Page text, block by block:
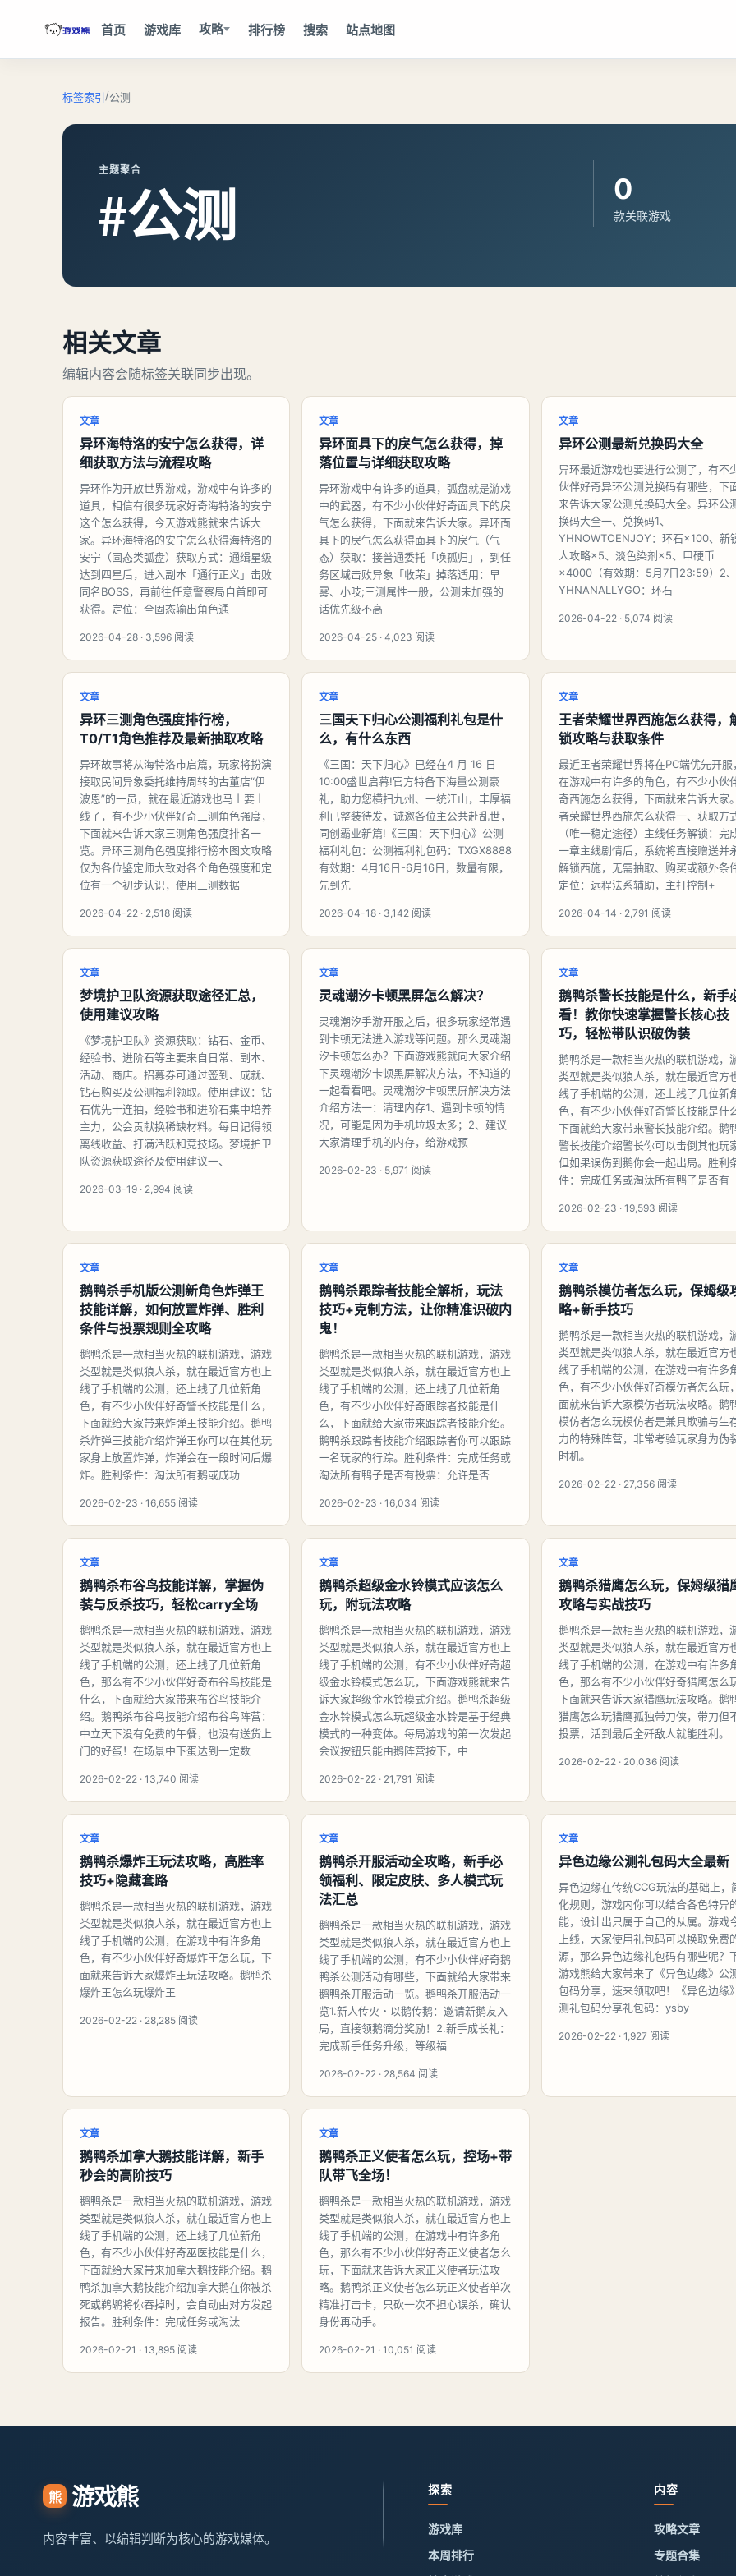
首页 游戏库 攻略 排行榜 搜索 站点地图
标签索引/公测
主题聚合
#公测 0
款关联游戏
相关文章
编辑内容会随标签关联同步出现。
文章
异环海特洛的安宁怎么获得，详
细获取方法与流程攻略
异环作为开放世界游戏，游戏中有许多的
道具，相信有很多玩家好奇海特洛的安宁
这个怎么获得，今天游戏熊就来告诉大
家。异环海特洛的安宁怎么获得海特洛的
安宁（固态类弧盘）获取方式：通缉星级
达到四星后，进入副本「通行正义」击败
同名BOSS，再前往任意警察局自首即可
获得。定位：全固态输出角色通
2026-04-28 · 3,596 阅读
文章
异环面具下的戾气怎么获得，掉
落位置与详细获取攻略
异环游戏中有许多的道具，弧盘就是游戏
中的武器，有不少小伙伴好奇面具下的戾
气怎么获得，下面就来告诉大家。异环面
具下的戾气怎么获得面具下的戾气（气
态）获取：接普通委托「唤孤归」，到任
务区域击败异象「收荣」掉落适用：早
雾、小吱;三测属性一般，公测未加强的
话优先级不高
2026-04-25 · 4,023 阅读
文章
异环公测最新兑换码大全
异环最近游戏也要进行公测了，有不
伙伴好奇异环公测兑换码有哪些，下
来告诉大家公测兑换码大全。异环公
换码大全一、兑换码1、
YHNOWTOENJOY：环石×100、新
人攻略×5、淡色染剂×5、甲硬币
×4000（有效期：5月7日23:59）2、
YHNANALLYGO：环石
2026-04-22 · 5,074 阅读
文章
异环三测角色强度排行榜，
T0/T1角色推荐及最新抽取攻略
异环故事将从海特洛市启篇，玩家将扮演
接取民间异象委托维持周转的古董店“伊
波恩”的一员，就在最近游戏也马上要上
线了，有不少小伙伴好奇三测角色强度，
下面就来告诉大家三测角色强度排名一
览。异环三测角色强度排行榜本图文攻略
仅为各位鉴定师大致对各个角色强度和定
位有一个初步认识，使用三测数据
2026-04-22 · 2,518 阅读
文章
三国天下归心公测福利礼包是什
么，有什么东西
《三国：天下归心》已经在4 月 16 日
10:00盛世启幕!官方特备下海量公测豪
礼，助力您横扫九州、一统江山，丰厚福
利已整装待发，诚邀各位主公共赴乱世，
同创霸业新篇!《三国：天下归心》公测
福利礼包：公测福利礼包码：TXGX8888
有效期：4月16日-6月16日，数量有限，
先到先
2026-04-18 · 3,142 阅读
文章
王者荣耀世界西施怎么获得，
锁攻略与获取条件
最近王者荣耀世界将在PC端优先开服，
在游戏中有许多的角色，有不少小伙
奇西施怎么获得，下面就来告诉大家
者荣耀世界西施怎么获得一、获取方
（唯一稳定途径）主线任务解锁：完
一章主线剧情后，系统将直接赠送并
解锁西施，无需抽取、购买或额外条件
定位：远程法系辅助，主打控制+
2026-04-14 · 2,791 阅读
文章
梦境护卫队资源获取途径汇总，
使用建议攻略
《梦境护卫队》资源获取：钻石、金币、
经验书、进阶石等主要来自日常、副本、
活动、商店。招募券可通过签到、成就、
钻石购买及公测福利领取。使用建议：钻
石优先十连抽，经验书和进阶石集中培养
主力，公会贡献换稀缺材料。每日记得领
离线收益、打满活跃和竞技场。梦境护卫
队资源获取途径及使用建议一、
2026-03-19 · 2,994 阅读
文章
灵魂潮汐卡顿黑屏怎么解决？
灵魂潮汐手游开服之后，很多玩家经常遇
到卡顿无法进入游戏等问题。那么灵魂潮
汐卡顿怎么办？下面游戏熊就向大家介绍
下灵魂潮汐卡顿黑屏解决方法，不知道的
一起看看吧。灵魂潮汐卡顿黑屏解决方法
介绍方法一：清理内存1、遇到卡顿的情
况，可能是因为手机垃圾太多；2、建议
大家清理手机的内存，给游戏预
2026-02-23 · 5,971 阅读
文章
鹅鸭杀警长技能是什么，新手
看！教你快速掌握警长核心技
巧，轻松带队识破伪装
鹅鸭杀是一款相当火热的联机游戏，
类型就是类似狼人杀，就在最近官方
线了手机端的公测，还上线了几位新
色，有不少小伙伴好奇警长技能是什么
下面就给大家带来警长技能介绍。鹅
警长技能介绍警长你可以击倒其他玩家
但如果误伤到鹅你会一起出局。胜利
件：完成任务或淘汰所有鸭子是否有
2026-02-23 · 19,593 阅读
文章
鹅鸭杀手机版公测新角色炸弹王
技能详解，如何放置炸弹、胜利
条件与投票规则全攻略
鹅鸭杀是一款相当火热的联机游戏，游戏
类型就是类似狼人杀，就在最近官方也上
线了手机端的公测，还上线了几位新角
色，有不少小伙伴好奇警长技能是什么，
下面就给大家带来炸弹王技能介绍。鹅鸭
杀炸弹王技能介绍炸弹王你可以在其他玩
家身上放置炸弹，炸弹会在一段时间后爆
炸。胜利条件：淘汰所有鹅或成功
2026-02-23 · 16,655 阅读
文章
鹅鸭杀跟踪者技能全解析，玩法
技巧+克制方法，让你精准识破内
鬼！
鹅鸭杀是一款相当火热的联机游戏，游戏
类型就是类似狼人杀，就在最近官方也上
线了手机端的公测，还上线了几位新角
色，有不少小伙伴好奇跟踪者技能是什
么，下面就给大家带来跟踪者技能介绍。
鹅鸭杀跟踪者技能介绍跟踪者你可以跟踪
一名玩家的行踪。胜利条件：完成任务或
淘汰所有鸭子是否有投票：允许是否
2026-02-23 · 16,034 阅读
文章
鹅鸭杀模仿者怎么玩，保姆级
略+新手技巧
鹅鸭杀是一款相当火热的联机游戏，
类型就是类似狼人杀，就在最近官方
线了手机端的公测，在游戏中有许多
色，有不少小伙伴好奇模仿者怎么玩
面就来告诉大家模仿者玩法攻略。鹅
模仿者怎么玩模仿者是兼具欺骗与生
力的特殊阵营，非常考验玩家身为伪
时机。
2026-02-22 · 27,356 阅读
文章
鹅鸭杀布谷鸟技能详解，掌握伪
装与反杀技巧，轻松carry全场
鹅鸭杀是一款相当火热的联机游戏，游戏
类型就是类似狼人杀，就在最近官方也上
线了手机端的公测，还上线了几位新角
色，那么有不少小伙伴好奇布谷鸟技能是
什么，下面就给大家带来布谷鸟技能介
绍。鹅鸭杀布谷鸟技能介绍布谷鸟阵营：
中立天下没有免费的午餐，也没有送货上
门的好蛋！在场景中下蛋达到一定数
2026-02-22 · 13,740 阅读
文章
鹅鸭杀超级金水铃模式应该怎么
玩，附玩法攻略
鹅鸭杀是一款相当火热的联机游戏，游戏
类型就是类似狼人杀，就在最近官方也上
线了手机端的公测，有不少小伙伴好奇超
级金水铃模式怎么玩，下面游戏熊就来告
诉大家超级金水铃模式介绍。鹅鸭杀超级
金水铃模式怎么玩超级金水铃是基于经典
模式的一种变体。每局游戏的第一次发起
会议按钮只能由鹅阵营按下，中
2026-02-22 · 21,791 阅读
文章
鹅鸭杀猎鹰怎么玩，保姆级猎
攻略与实战技巧
鹅鸭杀是一款相当火热的联机游戏，
类型就是类似狼人杀，就在最近官方
线了手机端的公测，在游戏中有许多
色，那么有不少小伙伴好奇猎鹰怎么玩
下面就来告诉大家猎鹰玩法攻略。鹅
猎鹰怎么玩猎鹰孤独带刀侠，带刀但
投票，活到最后全歼敌人就能胜利。
2026-02-22 · 20,036 阅读
文章
鹅鸭杀爆炸王玩法攻略，高胜率
技巧+隐藏套路
鹅鸭杀是一款相当火热的联机游戏，游戏
类型就是类似狼人杀，就在最近官方也上
线了手机端的公测，在游戏中有许多角
色，有不少小伙伴好奇爆炸王怎么玩，下
面就来告诉大家爆炸王玩法攻略。鹅鸭杀
爆炸王怎么玩爆炸王
2026-02-22 · 28,285 阅读
文章
鹅鸭杀开服活动全攻略，新手必
领福利、限定皮肤、多人模式玩
法汇总
鹅鸭杀是一款相当火热的联机游戏，游戏
类型就是类似狼人杀，就在最近官方也上
线了手机端的公测，有不少小伙伴好奇鹅
鸭杀公测活动有哪些，下面就给大家带来
鹅鸭杀开服活动一览。鹅鸭杀开服活动一
览1.新人传火・以鹅传鹅：邀请新鹅友入
局，直接领鹅滴分奖励！2.新手成长礼：
完成新手任务升级，等级福
2026-02-22 · 28,564 阅读
文章
异色边缘公测礼包码大全最新
异色边缘在传统CCG玩法的基础上，
化规则，游戏内你可以结合各色特异
能，设计出只属于自己的从属。游戏
上线，大家使用礼包码可以换取免费
源，那么异色边缘礼包码有哪些呢？
游戏熊给大家带来了《异色边缘》公
包码分享，速来领取吧！《异色边缘
测礼包码分享礼包码：ysby
2026-02-22 · 1,927 阅读
文章
鹅鸭杀加拿大鹅技能详解，新手
秒会的高阶技巧
鹅鸭杀是一款相当火热的联机游戏，游戏
类型就是类似狼人杀，就在最近官方也上
线了手机端的公测，还上线了几位新角
色，有不少小伙伴好奇巫医技能是什么，
下面就给大家带来加拿大鹅技能介绍。鹅
鸭杀加拿大鹅技能介绍加拿大鹅在你被杀
死或鹈鹕将你吞掉时，会自动由对方发起
报告。胜利条件：完成任务或淘汰
2026-02-21 · 13,895 阅读
文章
鹅鸭杀正义使者怎么玩，控场+带
队带飞全场！
鹅鸭杀是一款相当火热的联机游戏，游戏
类型就是类似狼人杀，就在最近官方也上
线了手机端的公测，在游戏中有许多角
色，那么有不少小伙伴好奇正义使者怎么
玩，下面就来告诉大家正义使者玩法攻
略。鹅鸭杀正义使者怎么玩正义使者单次
精准打击卡，只砍一次不担心误杀，确认
身份再动手。
2026-02-21 · 10,051 阅读
熊 游戏熊
内容丰富、以编辑判断为核心的游戏媒体。
探索
游戏库
本周排行
内容
攻略文章
专题合集